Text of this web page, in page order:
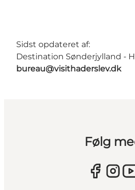
Sidst opdateret af:
Destination Sønderjylland -
bureau@visithaderslev.dk
Følg